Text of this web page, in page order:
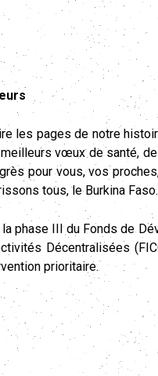
les pages de notre
vœux de santé,
pour vous, vos
tous, le Burkina Faso.
la phase III du Fonds de
Décentralisées
prioritaire.